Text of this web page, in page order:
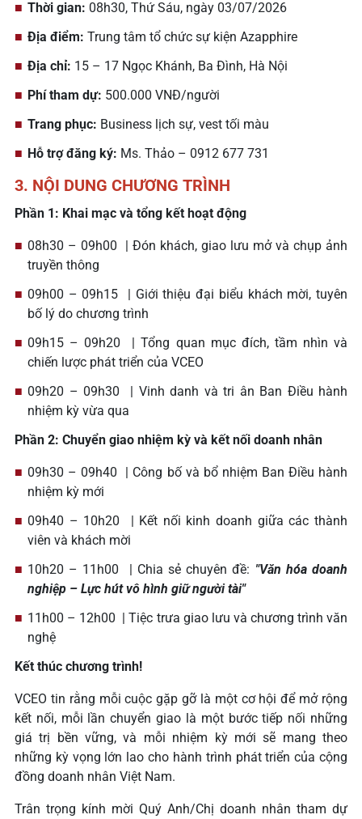
Thời gian: 08h30, Thứ Sáu, ngày 03/07/2026
Địa điểm: Trung tâm tổ chức sự kiện Azapphire
Địa chỉ: 15 – 17 Ngọc Khánh, Ba Đình, Hà Nội
Phí tham dự: 500.000 VNĐ/người
Trang phục: Business lịch sự, vest tối màu
Hỗ trợ đăng ký: Ms. Thảo – 0912 677 731
3. NỘI DUNG CHƯƠNG TRÌNH
Phần 1: Khai mạc và tổng kết hoạt động
08h30 – 09h00 | Đón khách, giao lưu mở và chụp ảnh
truyền thông
09h00 – 09h15 | Giới thiệu đại biểu khách mời, tuyên
bố lý do chương trình
09h15 – 09h20 | Tổng quan mục đích, tầm nhìn và
chiến lược phát triển của VCEO
09h20 – 09h30 | Vinh danh và tri ân Ban Điều hành
nhiệm kỳ vừa qua
Phần 2: Chuyển giao nhiệm kỳ và kết nối doanh nhân
09h30 – 09h40 | Công bố và bổ nhiệm Ban Điều hành
nhiệm kỳ mới
09h40 – 10h20 | Kết nối kinh doanh giữa các thành
viên và khách mời
10h20 – 11h00 | Chia sẻ chuyên đề: "Văn hóa doanh
nghiệp – Lực hút vô hình giữ người tài"
11h00 – 12h00 | Tiệc trưa giao lưu và chương trình văn
nghệ
Kết thúc chương trình!
VCEO tin rằng mỗi cuộc gặp gỡ là một cơ hội để mở rộng
kết nối, mỗi lần chuyển giao là một bước tiếp nối những
giá trị bền vững, và mỗi nhiệm kỳ mới sẽ mang theo
những kỳ vọng lớn lao cho hành trình phát triển của cộng
đồng doanh nhân Việt Nam.
Trân trọng kính mời Quý Anh/Chị doanh nhân tham dự